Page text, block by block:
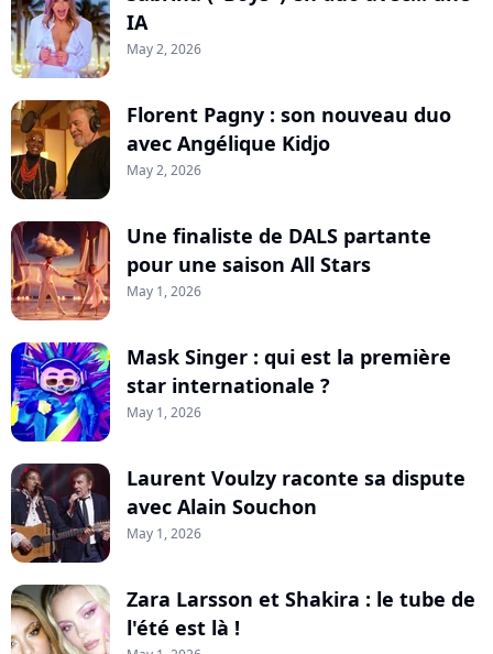
IA
May 2, 2026
Florent Pagny : son nouveau duo
avec Angélique Kidjo
May 2, 2026
Une finaliste de DALS partante
pour une saison All Stars
May 1, 2026
Mask Singer : qui est la première
star internationale ?
May 1, 2026
Laurent Voulzy raconte sa dispute
avec Alain Souchon
May 1, 2026
Zara Larsson et Shakira : le tube de
l'été est là !